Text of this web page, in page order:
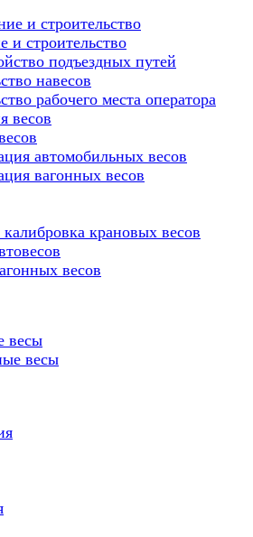
и строительство
подъездных путей
навесов
рабочего места оператора
автомобильных весов
вагонных весов
крановых весов
весов
весы
весы